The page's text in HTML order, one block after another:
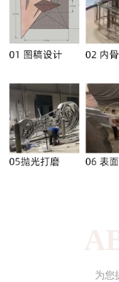
为您